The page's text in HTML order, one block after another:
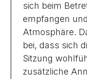
sich beim
empfangen
Atmosphäre.
bei, dass sich
Sitzung
zusätzliche